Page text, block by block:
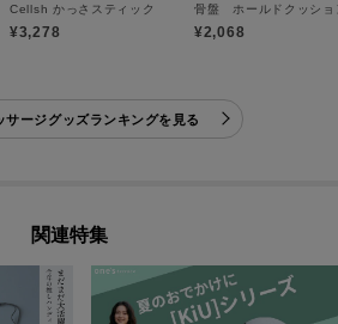
ー
Cellsh かっさスティック
¥3,278
骨盤 ホールドクッショ
¥2,068
サージグッズランキングを見る
関連特集